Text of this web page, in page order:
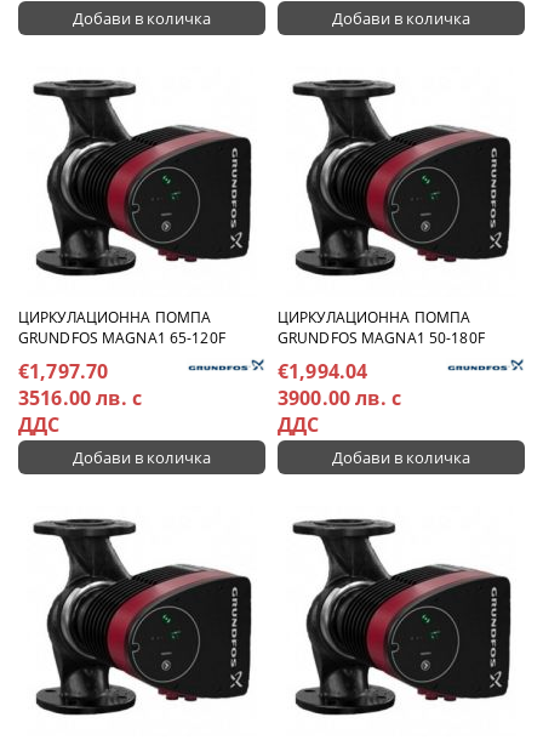
ЦИРКУЛАЦИОННА ПОМПА
GRUNDFOS MAGNA1 65-120F
€1,797.70
3516.00 лв. с
ДДС
ЦИРКУЛАЦИОННА ПОМПА
GRUNDFOS MAGNA1 50-180F
€1,994.04
3900.00 лв. с
ДДС